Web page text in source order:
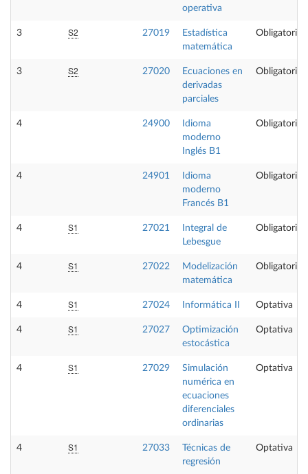
operativa
3 S2 27019
Estadística
matemática
Obligatoria
3 S2 27020
Ecuaciones en
derivadas
parciales
Obligatoria
4 24900
Idioma
moderno
Inglés B1
Obligatoria
4 24901
Idioma
moderno
Francés B1
Obligatoria
4 S1 27021
Integral de
Lebesgue
Obligatoria
4 S1 27022
Modelización
matemática
Obligatoria
4 S1 27024 Informática II Optativa
4 S1 27027
Optimización
estocástica
Optativa
4 S1 27029
Simulación
numérica en
ecuaciones
diferenciales
ordinarias
Optativa
4 S1 27033
Técnicas de
regresión
Optativa